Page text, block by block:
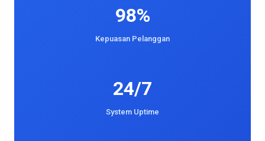
98%
Kepuasan Pelanggan
24/7
System Uptime